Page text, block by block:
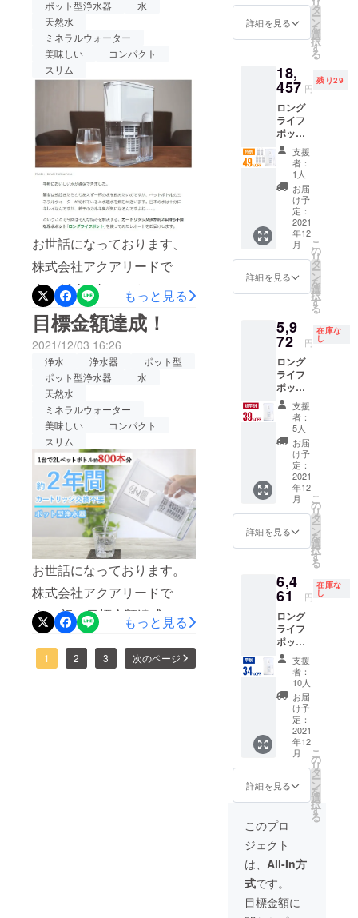
の製品がお届けできるよ
う、ただいま出荷に向けて
全力でとりかかっておりま
す。商品発送までお時間い
ただきますが、今しばらく
お待ちください。ご検討中
の方もそうでない方も、ぜ
ひ一度ページをご覧いただ
けますと幸いです。なにか
ご質問、ご不明点などござ
いましたら、お問い合わせ
よりどうぞお気軽におたず
ねくださいませ。よろしく
お願いいたします！
ポット型浄水器
水
天然水
ミネラルウォーター
美味しい
コンパクト
スリム
お世話になっております、
株式会社アクアリードで
す。 lifehackerにて、ロング
ライフポットを実際に使っ
た様子を記事にしていただ
きました！！ 実際の使用風
景を動画とともに分かりや
すくご紹介いただいており
ます。わたくしどもも嬉し
いです。ご検討中の方もそ
うでない方も、よければ以
下リンクからぜひぜひご覧
いただけますと幸いです。
https://www.lifehacker.jp/202
1/12/machi-ya-water-long-
life-pot-review.html ご質問等
もお問合せフォームよりお
応えしておりますので、ご
支援前になにか気になるこ
となどございましたら、ど
もっと見る
目標金額達成！
2021/12/03 16:26
浄水 浄水器
ポット型
ポット型浄水器
水
天然水
ミネラルウォーター
美味しい
コンパクト
スリム
お世話になっております。
株式会社アクアリードで
す。 祝！目標金額達成。応
援購入をくださったサポー
ターの皆様、誠にありがと
もっと見る
1 2 3 次のページ
チャレンジ
いたしまし
た。皆様の
援を頂けま
すと幸いで
ございま
送料込
み）の
44％OF
F 2022
旬頃か
ら、各
ECサイ
ト/自社
HP等で
一般販
売を予
定。 ※
税込
み、送
料込の
価格と
なりま
す。
詳細を見る
タ
ー
ン
を
選
択
す
る
18,
457 円
残り29
ロング
ライフ
ポット
×1 交換
カート
リッジ
×5 一般
販売予
定価格
36,190
（税・
送料込
み）の
49％OF
F 2022
旬頃か
ら、各
ECサイ
ト/自社
HP等で
一般販
売を予
定。 ※
税込
み、送
料込の
価格と
なりま
す。
支援
者：
1人
お届
け予
定：
2021
年12
月
詳細を見る
こ
の
リ
タ
ー
ン
を
選
択
す
る
5,9
72 円
在庫な
し
ロング
ライフ
ポット
×1 一般
販売予
定価格
9,790円
（税・
送料込
み）の
39％OF
F 2022
年1月下
旬頃か
ら、各
ECサイ
HP等で
一般販
売を予
定。 ※
税込
み、送
料込の
価格と
なりま
す。
支援
者：
5人
お届
け予
定：
2021
年12
月
詳細を見る
こ
の
リ
タ
ー
ン
を
選
択
す
る
6,4
61 円
在庫な
し
ロング
ライフ
ポット
×1 一般
販売予
定価格
9,790円
（税・
送料込
み）の
34％OF
F 2022
年1月下
旬頃か
ら、各
ECサイ
ト/自社
HP等で
一般販
売を予
定。 ※
税込
み、送
料込の
支援
者：
10人
お届
け予
定：
2021
年12
月
詳細を見る
こ
の
リ
タ
ー
ン
を
選
択
す
る
このプロ
ジェクト
は、 All-In方
式です。
目標金額に